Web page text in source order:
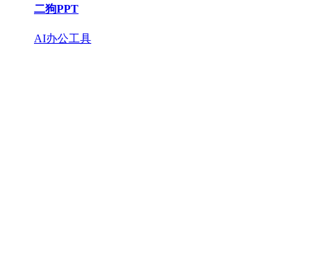
二狗PPT
AI办公工具